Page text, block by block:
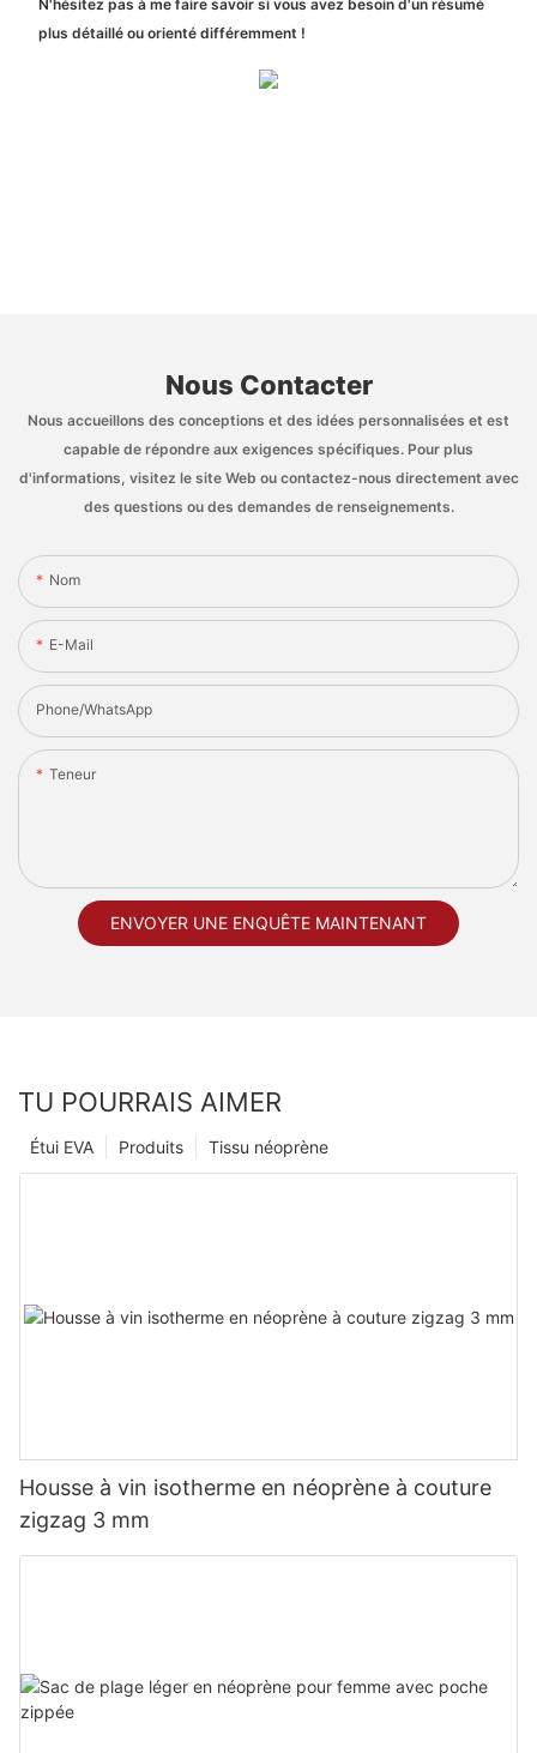
N'hésitez pas à me faire savoir si vous avez besoin d'un résumé
plus détaillé ou orienté différemment !
Nous Contacter
Nous accueillons des conceptions et des idées personnalisées et est
capable de répondre aux exigences spécifiques. Pour plus
d'informations, visitez le site Web ou contactez-nous directement avec
des questions ou des demandes de renseignements.
Nom
E-Mail
Phone/whatsApp
Teneur
ENVOYER UNE ENQUÊTE MAINTENANT
TU POURRAIS AIMER
Tissu néoprène
Produits
Étui EVA
Housse à vin isotherme en néoprène à couture
zigzag 3 mm